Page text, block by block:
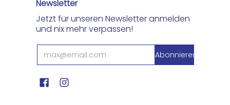
Newsletter
Jetzt für unseren Newsletter anmelden
und nix mehr verpassen!